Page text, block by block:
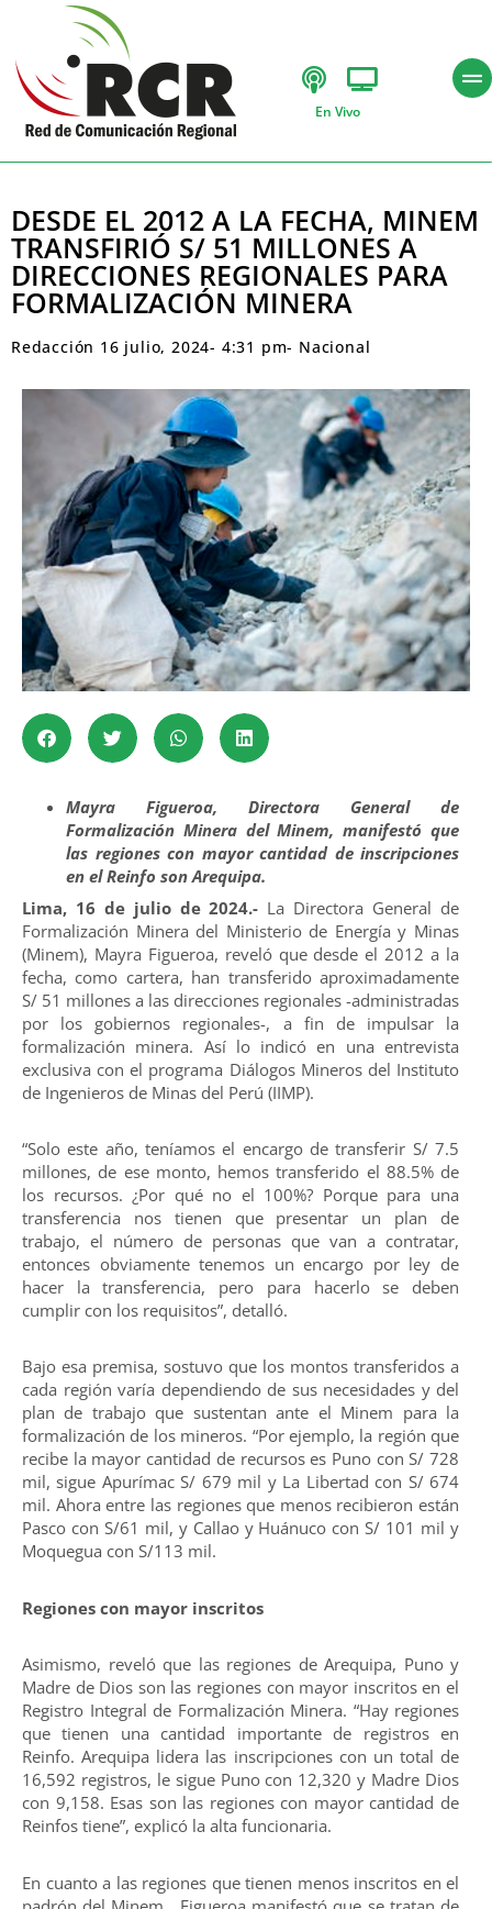
En Vivo
DESDE EL 2012 A LA FECHA, MINEM
TRANSFIRIÓ S/ 51 MILLONES A
DIRECCIONES REGIONALES PARA
FORMALIZACIÓN MINERA
Redacción 16 julio, 2024- 4:31 pm- Nacional
Mayra Figueroa, Directora General de
Formalización Minera del Minem, manifestó que
las regiones con mayor cantidad de inscripciones
en el Reinfo son Arequipa.
Lima, 16 de julio de 2024.- La Directora General de
Formalización Minera del Ministerio de Energía y Minas
(Minem), Mayra Figueroa, reveló que desde el 2012 a la
fecha, como cartera, han transferido aproximadamente
S/ 51 millones a las direcciones regionales -administradas
por los gobiernos regionales-, a fin de impulsar la
formalización minera. Así lo indicó en una entrevista
exclusiva con el programa Diálogos Mineros del Instituto
de Ingenieros de Minas del Perú (IIMP).
“Solo este año, teníamos el encargo de transferir S/ 7.5
millones, de ese monto, hemos transferido el 88.5% de
los recursos. ¿Por qué no el 100%? Porque para una
transferencia nos tienen que presentar un plan de
trabajo, el número de personas que van a contratar,
entonces obviamente tenemos un encargo por ley de
hacer la transferencia, pero para hacerlo se deben
cumplir con los requisitos”, detalló.
Bajo esa premisa, sostuvo que los montos transferidos a
cada región varía dependiendo de sus necesidades y del
plan de trabajo que sustentan ante el Minem para la
formalización de los mineros. “Por ejemplo, la región que
recibe la mayor cantidad de recursos es Puno con S/ 728
mil, sigue Apurímac S/ 679 mil y La Libertad con S/ 674
mil. Ahora entre las regiones que menos recibieron están
Pasco con S/61 mil, y Callao y Huánuco con S/ 101 mil y
Moquegua con S/113 mil.
Regiones con mayor inscritos
Asimismo, reveló que las regiones de Arequipa, Puno y
Madre de Dios son las regiones con mayor inscritos en el
Registro Integral de Formalización Minera. “Hay regiones
que tienen una cantidad importante de registros en
Reinfo. Arequipa lidera las inscripciones con un total de
16,592 registros, le sigue Puno con 12,320 y Madre Dios
con 9,158. Esas son las regiones con mayor cantidad de
Reinfos tiene”, explicó la alta funcionaria.
En cuanto a las regiones que tienen menos inscritos en el